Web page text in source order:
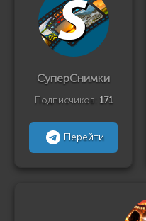
СуперСнимки
Подписчиков: 171
Перейти